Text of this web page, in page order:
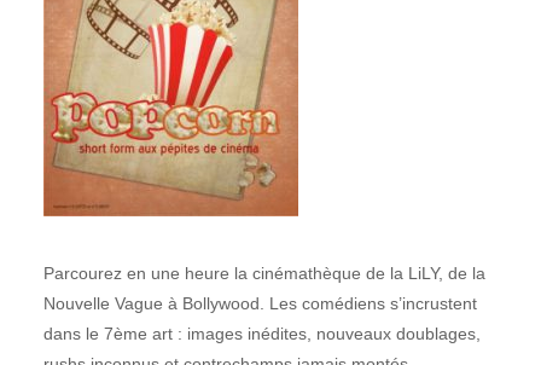
Parcourez en une heure la cinémathèque de la LiLY, de la
Nouvelle Vague à Bollywood. Les comédiens s’incrustent
dans le 7ème art : images inédites, nouveaux doublages,